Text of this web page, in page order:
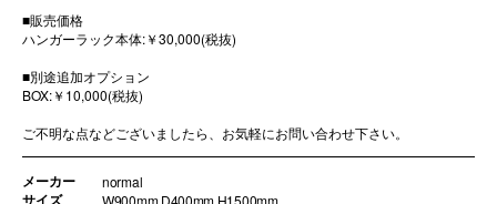
■販売価格
ハンガーラック本体:￥30,000(税抜)
■別途追加オプション
BOX:￥10,000(税抜)
ご不明な点などございましたら、お気軽にお問い合わせ下さい。
メーカー normal